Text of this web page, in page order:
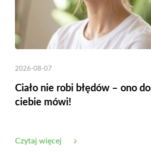
2026-08-07
Ciało nie robi błędów – ono do
ciebie mówi!
Czytaj więcej